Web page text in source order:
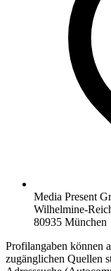
Media Present
Wilhelmine-
80935 München
Profilangaben können
zugänglichen Quellen